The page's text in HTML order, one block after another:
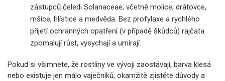
zástupců čeledi Solanaceae, včetně molice, drátovce,
mšice, hlístice a medvěda. Bez profylaxe a rychlého
přijetí ochranných opatření (v případě škůdců) rajčata
zpomalují růst, vysychají a umírají.
Pokud si všimnete, že rostliny ve vývoji zaostávají, barva klesá
nebo existuje jen málo vaječníků, okamžitě zjistěte důvody a